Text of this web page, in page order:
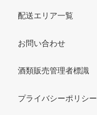
配送エリア一覧
お問い合わせ
酒類販売管理者標識
プライバシーポリシー